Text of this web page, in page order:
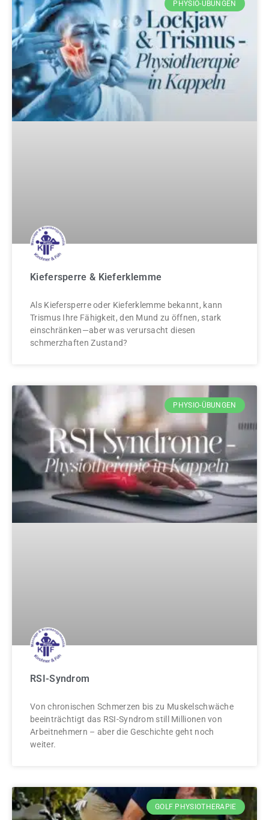
PHYSIO-ÜBUNGEN
Kiefersperre & Kieferklemme
Als Kiefersperre oder Kieferklemme bekannt, kann
Trismus Ihre Fähigkeit, den Mund zu öffnen, stark
einschränken—aber was verursacht diesen
schmerzhaften Zustand?
PHYSIO-ÜBUNGEN
RSI-Syndrom
Von chronischen Schmerzen bis zu Muskelschwäche
beeinträchtigt das RSI-Syndrom still Millionen von
Arbeitnehmern – aber die Geschichte geht noch
weiter.
GOLF PHYSIOTHERAPIE